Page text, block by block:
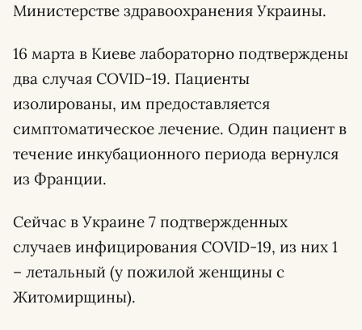
Министерстве здравоохранения Украины.
16 марта в Киеве лабораторно подтверждены
два случая COVID-19. Пациенты
изолированы, им предоставляется
симптоматическое лечение. Один пациент в
течение инкубационного периода вернулся
из Франции.
Сейчас в Украине 7 подтвержденных
случаев инфицирования COVID-19, из них 1
– летальный (у пожилой женщины с
Житомирщины).